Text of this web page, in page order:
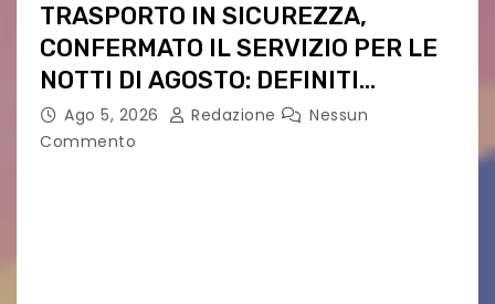
TRASPORTO IN SICUREZZA,
CONFERMATO IL SERVIZIO PER LE
NOTTI DI AGOSTO: DEFINITI
PERCORSI, FERMATE E ORARIO
Ago 5, 2026 Redazione
Nessun
Commento